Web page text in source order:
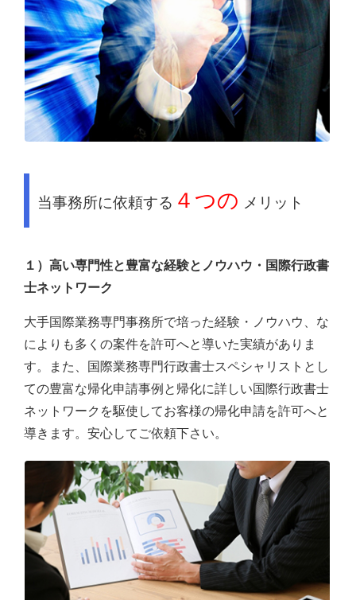
当事務所に依頼する ４つの メリット
１）高い専門性と豊富な経験とノウハウ・国際行政書
士ネットワーク
大手国際業務専門事務所で培った経験・ノウハウ、な
によりも多くの案件を許可へと導いた実績がありま
す。また、国際業務専門行政書士スペシャリストとし
ての豊富な帰化申請事例と帰化に詳しい国際行政書士
ネットワークを駆使してお客様の帰化申請を許可へと
導きます。安心してご依頼下さい。